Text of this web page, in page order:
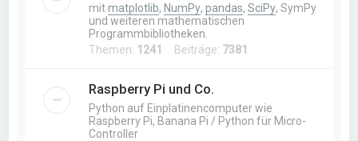
mitmatplotlib, NumPy,pandas,SciPy, SymPy
und weiteren mathematischen
Programmbibliotheken.
Themen: 1241 Beiträge: 7381
Raspberry Pi und Co.
Python auf Einplatinencomputer wie
Raspberry Pi, Banana Pi / Python für Micro-
Controller